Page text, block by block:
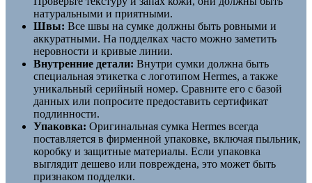
натуральными и приятными.
Швы: Все швы на сумке должны быть ровными и
аккуратными. На подделках часто можно заметить
неровности и кривые линии.
Внутренние детали: Внутри сумки должна быть
специальная этикетка с логотипом Hermes, а также
уникальный серийный номер. Сравните его с базой
данных или попросите предоставить сертификат
подлинности.
Упаковка: Оригинальная сумка Hermes всегда
поставляется в фирменной упаковке, включая пыльник,
коробку и защитные материалы. Если упаковка
выглядит дешево или повреждена, это может быть
признаком подделки.